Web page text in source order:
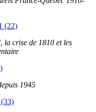
(22)
la crise de 1810 et les
1945